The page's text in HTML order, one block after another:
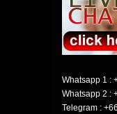
Whatsapp 1 :
Whatsapp 2 :
Telegram :